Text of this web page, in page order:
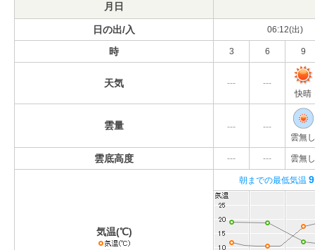
月日
日の出/入 06:12(出)
時 3 6 9
天気 ---
---
快晴
雲量 ---
---
雲無し
雲底高度 --- --- 雲無し
気温(℃)
朝までの最低気温